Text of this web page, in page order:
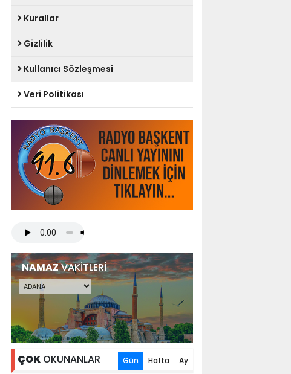
Kurallar
Gizlilik
Kullanıcı Sözleşmesi
Veri Politikası
NAMAZVAKİTLERİ
ÇOK OKUNANLAR Gün Hafta Ay